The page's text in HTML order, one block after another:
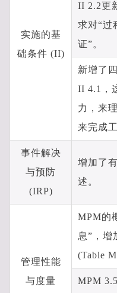
实施的基
础条件 (II)
II 2.2更
求对“过
证”。
新增了
II 4.1，
力，来
来完成工
事件解决
与预防
(IRP)
增加了
述。
管理性能
与度量
MPM的
息”，增
(Table
MPM